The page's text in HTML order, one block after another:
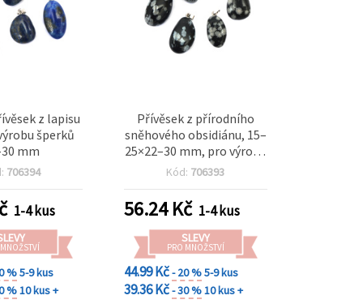
z lapisu
šperků
mm
706394
1-4 kus
%5-9 kus
%10 kus +
Přívěsek z přírodního
sněhového obsidiánu, 15–
25×22–30 mm, pro výrobu
šperků
Kód: 706393
56.24Kč 1-4 kus
SLEVY
PRO MNOŽSTVÍ
44.99 Kč- 20 %5-9 kus
39.36 Kč- 30 %10 kus +